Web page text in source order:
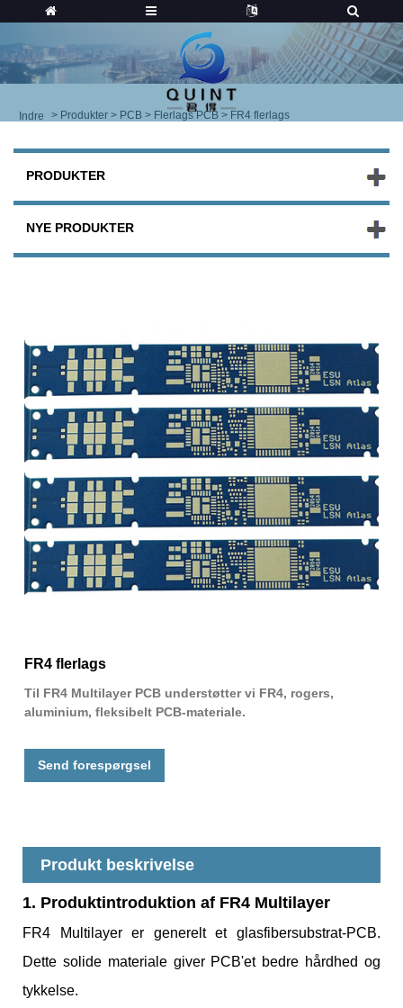
Indre > Produkter > PCB > Flerlags PCB > FR4 flerlags
PRODUKTER
NYE PRODUKTER
FR4 flerlags
Til FR4 Multilayer PCB understøtter vi FR4, rogers,
aluminium, fleksibelt PCB-materiale.
Send forespørgsel
Produkt beskrivelse
1. Produktintroduktion af FR4 Multilayer
FR4 Multilayer er generelt et glasfibersubstrat-PCB.
Dette solide materiale giver PCB'et bedre hårdhed og
tykkelse.